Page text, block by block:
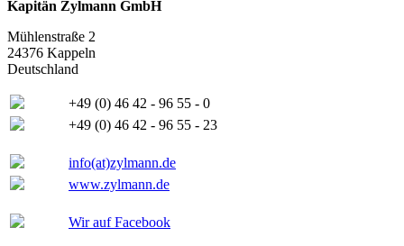
Kapitän Zylmann GmbH
Mühlenstraße 2
24376 Kappeln
Deutschland
+49 (0) 46 42 - 96 55 - 0
+49 (0) 46 42 - 96 55 - 23
info(at)zylmann.de
www.zylmann.de
Wir auf Facebook